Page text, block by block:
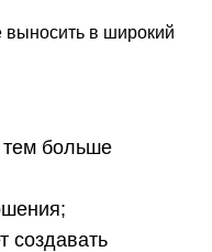
в широкий
больше
создавать